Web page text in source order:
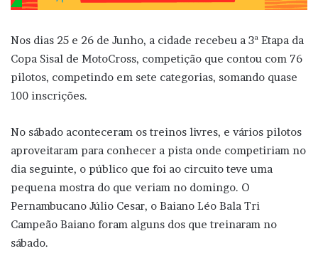
Nos dias 25 e 26 de Junho, a cidade recebeu a 3ª Etapa da
Copa Sisal de MotoCross, competição que contou com 76
pilotos, competindo em sete categorias, somando quase
100 inscrições.
No sábado aconteceram os treinos livres, e vários pilotos
aproveitaram para conhecer a pista onde competiriam no
dia seguinte, o público que foi ao circuito teve uma
pequena mostra do que veriam no domingo. O
Pernambucano Júlio Cesar, o Baiano Léo Bala Tri
Campeão Baiano foram alguns dos que treinaram no
sábado.